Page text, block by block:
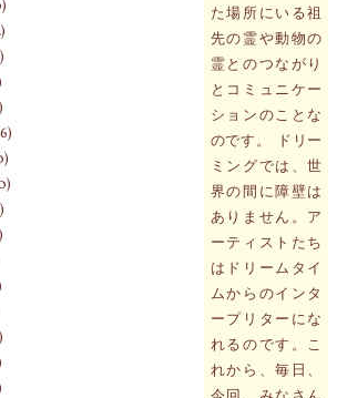
た場所にいる祖
先の霊や動物の
霊とのつながり
とコミュニケー
ションのことな
のです。 ドリー
ミングでは、世
界の間に障壁は
ありません。ア
ーティストたち
はドリームタイ
ムからのインタ
ープリターにな
れるのです。こ
れから、毎日、